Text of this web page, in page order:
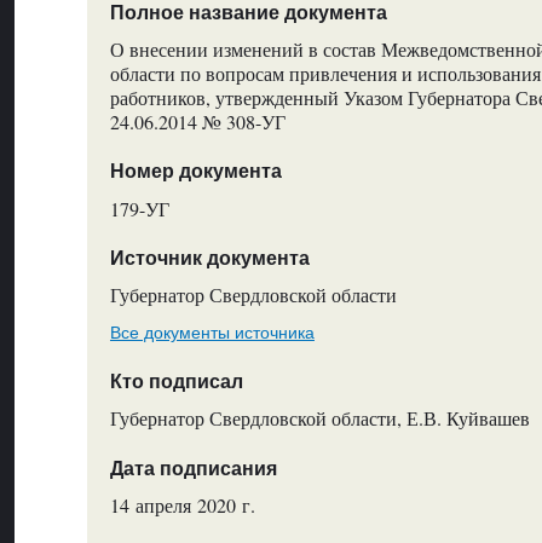
Полное название документа
О внесении изменений в состав
области по вопросам привлечения и
работников, утвержденный Указом Губернатора
24.06.2014 № 308-УГ
Номер документа
179-УГ
Источник документа
Губернатор Свердловской области
Все документы источника
Кто подписал
Губернатор Свердловской области, Е.В. Куйвашев
Дата подписания
14 апреля 2020 г.